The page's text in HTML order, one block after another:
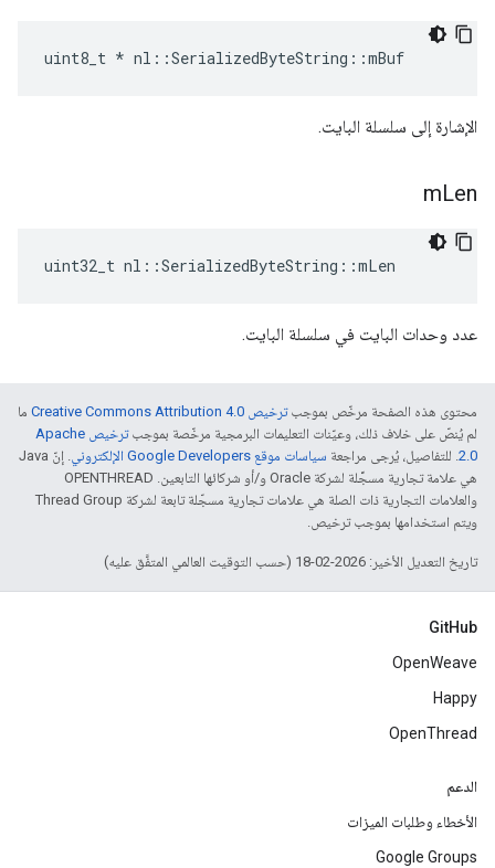
uint8_t * nl::SerializedByteString::mBuf
الإشارة إلى سلسلة البايت.
mLen
uint32_t nl::SerializedByteString::mLen
عدد وحدات البايت في سلسلة البايت.
محتوى هذه الصفحة مرخّص بموجبترخيص Creative Commons Attribution 4.0‏
ما
لم يُنصّ على خلاف ذلك، وعيّنات التعليمات البرمجية مرخّصة بموجب
ترخيص Apache
2.0‏. للتفاصيل، يُرجى مراجعة سياسات موقع Google Developers الإلكتروني
. إنّ Java
هي علامة تجارية مسجَّلة لشركة Oracle و/أو شركائها التابعين. ‫OPENTHREAD
والعلامات التجارية ذات الصلة هي علامات تجارية مسجّلة تابعة لشركة Thread Group
ويتم استخدامها بموجب ترخيص.
تاريخ التعديل الأخير: 2026-02-18 (حسب التوقيت العالمي المتفَّق عليه)
GitHub
OpenWeave
Happy
OpenThread
الدعم
الأخطاء وطلبات الميزات
Google Groups